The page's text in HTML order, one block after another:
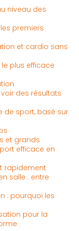
niveau des
premiers
et cardio sans
le plus efficace
des résultats
de sport, basé sur
et grands
efficace en
rapidement
salle : entre
: pourquoi les
pour la